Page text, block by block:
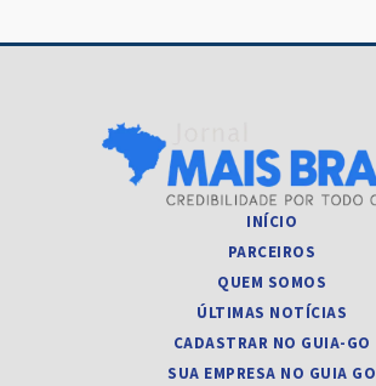
INÍCIO
PARCEIROS
QUEM SOMOS
ÚLTIMAS NOTÍCIAS
CADASTRAR NO GUIA-GO
SUA EMPRESA NO GUIA GO